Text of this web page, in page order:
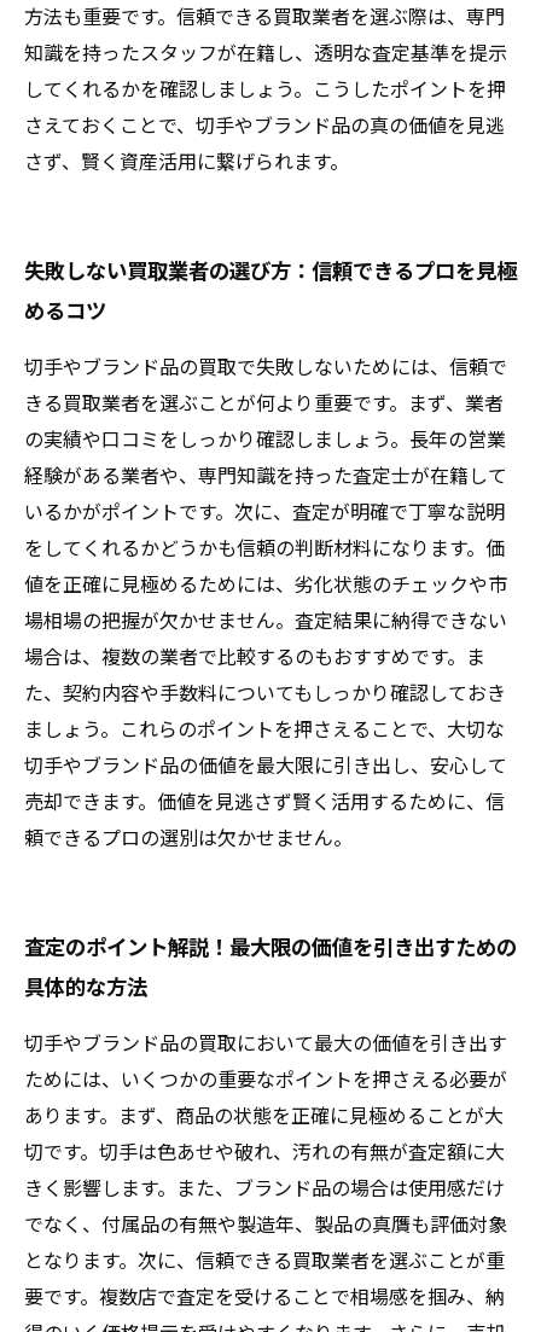
方法も重要です。信頼できる買取業者を選ぶ際は、専門
知識を持ったスタッフが在籍し、透明な査定基準を提示
してくれるかを確認しましょう。こうしたポイントを押
さえておくことで、切手やブランド品の真の価値を見逃
さず、賢く資産活用に繋げられます。
失敗しない買取業者の選び方：信頼できるプロを見極
めるコツ
切手やブランド品の買取で失敗しないためには、信頼で
きる買取業者を選ぶことが何より重要です。まず、業者
の実績や口コミをしっかり確認しましょう。長年の営業
経験がある業者や、専門知識を持った査定士が在籍して
いるかがポイントです。次に、査定が明確で丁寧な説明
をしてくれるかどうかも信頼の判断材料になります。価
値を正確に見極めるためには、劣化状態のチェックや市
場相場の把握が欠かせません。査定結果に納得できない
場合は、複数の業者で比較するのもおすすめです。ま
た、契約内容や手数料についてもしっかり確認しておき
ましょう。これらのポイントを押さえることで、大切な
切手やブランド品の価値を最大限に引き出し、安心して
売却できます。価値を見逃さず賢く活用するために、信
頼できるプロの選別は欠かせません。
査定のポイント解説！最大限の価値を引き出すための
具体的な方法
切手やブランド品の買取において最大の価値を引き出す
ためには、いくつかの重要なポイントを押さえる必要が
あります。まず、商品の状態を正確に見極めることが大
切です。切手は色あせや破れ、汚れの有無が査定額に大
きく影響します。また、ブランド品の場合は使用感だけ
でなく、付属品の有無や製造年、製品の真贋も評価対象
となります。次に、信頼できる買取業者を選ぶことが重
要です。複数店で査定を受けることで相場感を掴み、納